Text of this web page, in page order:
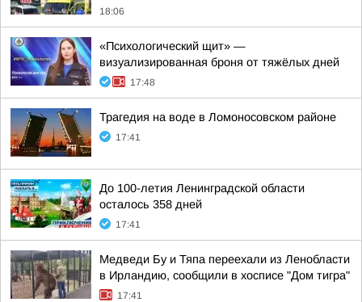
18:06
«Психологический щит» —
визуализированная броня от тяжёлых дней
17:48
Трагедия на воде в Ломоносовском районе
17:41
До 100-летия Ленинградской области
осталось 358 дней
17:41
Медведи Бу и Тяпа переехали из Ленобласти
в Ирландию, сообщили в хосписе "Дом тигра"
17:41